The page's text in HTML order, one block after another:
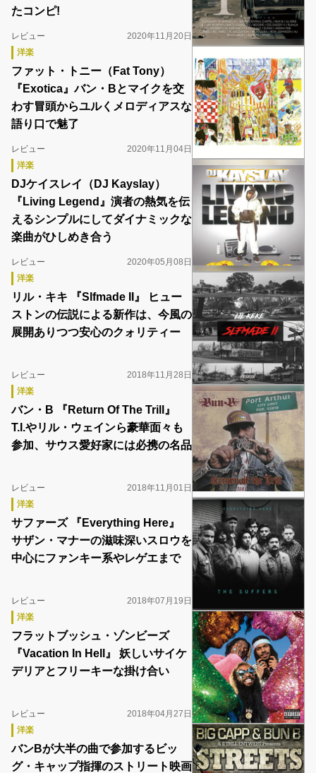
たコンピ!
レビュー
2020年11月20日
洋楽
ファット・トニー（Fat Tony）
『Exotica』バン・Bとマイクを交
わす冒頭からユルくメロディアスな
語り口で魅了
レビュー
2020年11月04日
洋楽
DJケイスレイ（DJ Kayslay）
『Living Legend』演者の熱気を伝
えるシンプルにしてダイナミックな
楽曲がひしめき合う
レビュー
2020年05月08日
洋楽
リル・キキ 『Slfmade II』 ヒュー
ストンの伝説による新作は、今風の
展開ありつつ安心のクォリティー
レビュー
2018年11月28日
洋楽
バン・B 『Return Of The Trill』
T.I.やリル・ウェインら豪華面々も
参加、サウス愛好家には必携の名品
レビュー
2018年11月01日
洋楽
サファーズ 『Everything Here』
サザン・マナーの滋味深いスロウを
中心にファンキー系やレゲエまで
レビュー
2018年07月19日
洋楽
フラットブッシュ・ゾンビーズ
『Vacation In Hell』 妖しいサイケ
デリアとフリーキーな掛け合い
レビュー
2018年04月27日
洋楽
バンBが大半の曲で参加するビッ
グ・キャップ指揮のストリート映画